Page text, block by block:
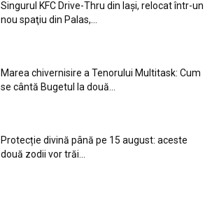
Singurul KFC Drive-Thru din Iași, relocat într-un
nou spaţiu din Palas,...
Marea chivernisire a Tenorului Multitask: Cum
se cântă Bugetul la două...
Protecție divină până pe 15 august: aceste
două zodii vor trăi...